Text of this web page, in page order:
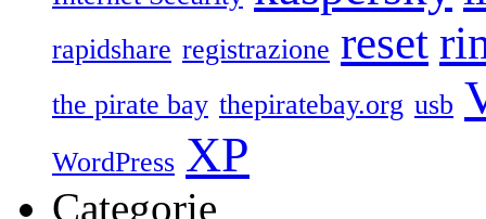
rapidshare registrazione reset
the pirate bay thepiratebay.org usb
WordPress XP
Categorie